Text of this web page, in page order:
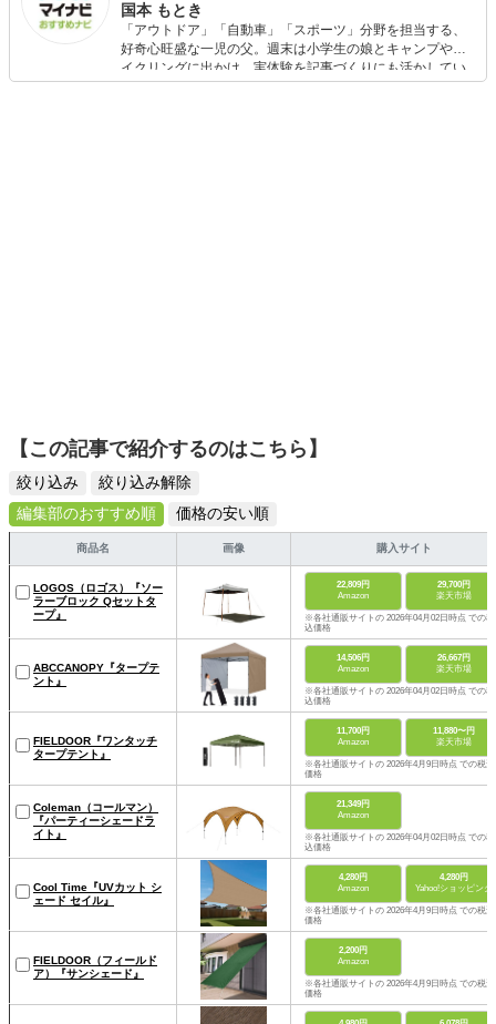
国本 もとき
「アウトドア」「自動車」「スポーツ」分野を担当する、
好奇心旺盛な一児の父。週末は小学生の娘とキャンプやサ
イクリングに出かけ、実体験を記事づくりにも活かしてい
ます。読者の「知りたい」を分かりやすく届けることをモ
【この記事で紹介するのはこちら】
絞り込み
絞り込み解除
編集部のおすすめ順
価格の安い順
商品名 画像 購入サイト
LOGOS（ロゴス）『ソー
ラーブロック Qセットタ
ープ』
22,809円
Amazon
29,700円
楽天市場
※各社通販サイトの 2026年04月02日時点 での税
込価格
ABCCANOPY『タープテ
ント』
14,506円
Amazon
26,667円
楽天市場
※各社通販サイトの 2026年04月02日時点 での税
込価格
FIELDOOR『ワンタッチ
タープテント』
11,700円
Amazon
11,880〜円
楽天市場
※各社通販サイトの 2026年4月9日時点 での税込
価格
Coleman（コールマン）
『パーティーシェードラ
イト』
21,349円
Amazon
※各社通販サイトの 2026年04月02日時点 での税
込価格
Cool Time『UVカット シ
ェード セイル』
4,280円
Amazon
4,280円
Yahoo!ショッピング
※各社通販サイトの 2026年4月9日時点 での税込
価格
FIELDOOR（フィールド
ア）『サンシェード』
2,200円
Amazon
※各社通販サイトの 2026年4月9日時点 での税込
価格